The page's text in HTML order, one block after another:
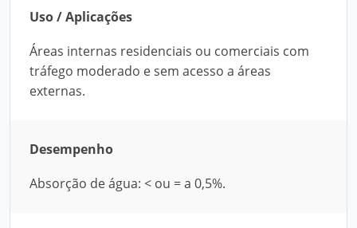
Uso / Aplicações
Áreas internas residenciais ou comerciais com
tráfego moderado e sem acesso a áreas
externas.
Desempenho
Absorção de água: < ou = a 0,5%.